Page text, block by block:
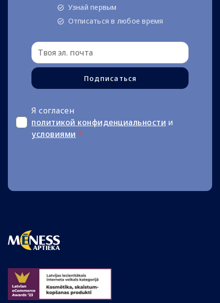
Узнай первым
Отписаться в любое время
Подписаться
Я согласен
политикой конфиденциальности и
условиями *